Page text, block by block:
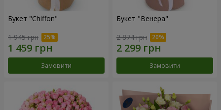
Букет "Chiffon"
1 945 грн
Замовити
Букет "Венера"
2 874 грн
Замовити